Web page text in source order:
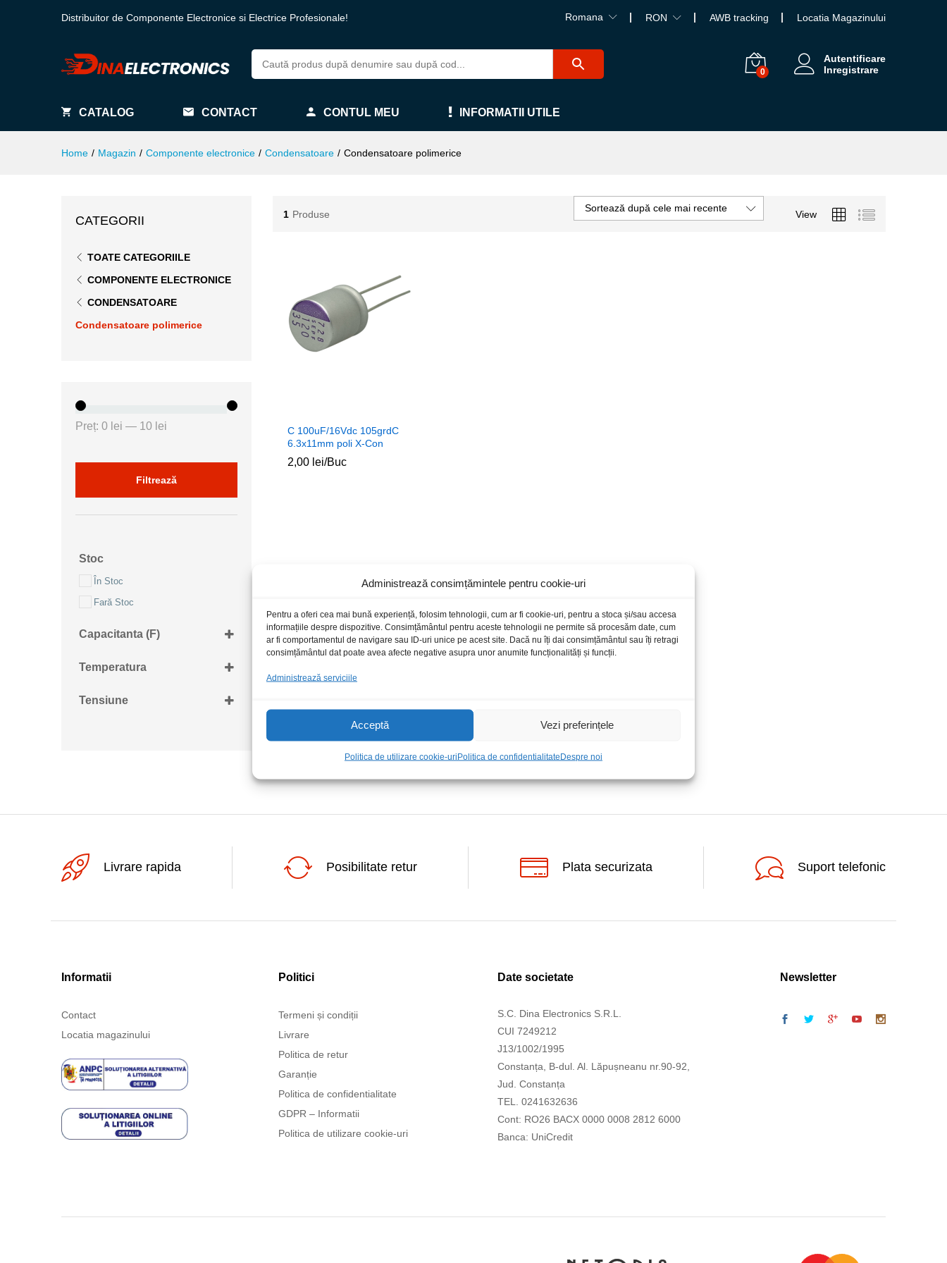
Administrează consimțămintele pentru cookie-uri
Pentru a oferi cea mai bună experiență, folosim tehnologii, cum ar fi cookie-uri, pentru a stoca și/sau accesa
informațiile despre dispozitive. Consimțământul pentru aceste tehnologii ne permite să procesăm date, cum
ar fi comportamentul de navigare sau ID-uri unice pe acest site. Dacă nu îți dai consimțământul sau îți retragi
consimțământul dat poate avea afecte negative asupra unor anumite funcționalități și funcții.
Administrează serviciile
Acceptă Vezi preferințele
Politica de utilizare cookie-uriPolitica de confidentialitateDespre noi
Distribuitor de Componente Electronice si Electrice Profesionale! Romana RON AWB tracking Locatia Magazinului
0
Autentificare
Inregistrare
CATALOG CONTACT CONTUL MEU INFORMATII UTILE
Home / Magazin / Componente electronice / Condensatoare / Condensatoare polimerice
1 Produse View
Sortează după cele mai recente
C 100uF/16Vdc 105grdC
6.3x11mm poli X-Con
2,00 lei/Buc
2,00 lei
CATEGORII
TOATE CATEGORIILE
COMPONENTE ELECTRONICE
CONDENSATOARE
Condensatoare polimerice
Filtrează
Preț: 0 lei — 10 lei
Stoc
În Stoc
Fară Stoc
Capacitanta (F)
Temperatura
Tensiune
Livrare rapida Posibilitate retur Plata securizata Suport telefonic
Informatii
Contact
Locatia magazinului
Politici
Termeni și condiții
Livrare
Politica de retur
Garanție
Politica de confidentialitate
GDPR – Informatii
Politica de utilizare cookie-uri
Date societate
S.C. Dina Electronics S.R.L.
CUI 7249212
J13/1002/1995
Constanța, B-dul. Al. Lăpușneanu nr.90-92,
Jud. Constanța
TEL. 0241632636
Cont: RO26 BACX 0000 0008 2812 6000
Banca: UniCredit
Newsletter